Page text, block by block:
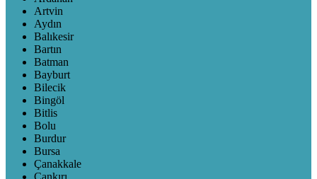
Artvin
Aydın
Balıkesir
Bartın
Batman
Bayburt
Bilecik
Bingöl
Bitlis
Bolu
Burdur
Bursa
Çanakkale
Çankırı